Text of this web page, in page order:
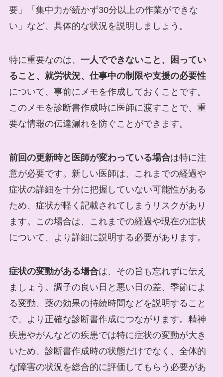
要」「集中力が続かず30分以上の作業ができな
い」など、具体的な状況を説明しましょう。
特に重要なのは、 一人でできないこと、困ってい
ること、就労状況、仕事中の制限や支援の必要性
について、事前にメモを作成しておくことです。
このメモを診断書作成時に医師に渡すことで、重
要な情報の伝達漏れを防ぐことができます。
前回の更新時と医師が変わっている場合は特に注
意が必要です。新しい医師は、これまでの経過や
症状の詳細を十分に把握していない可能性がある
ため、症状が軽く記載されてしまうリスクがあり
ます。この場合は、これまでの経過や現在の症状
について、より詳細に説明する必要があります。
症状の変動がある場合は、その旨も忘れずに伝え
ましょう。調子の良い日と悪い日の差、季節によ
る変動、薬の効果の持続時間などを説明すること
で、より正確な診断書作成につながります。精神
疾患やがんなどの疾患では特に症状の変動が大き
いため、診断書作成時の状態だけでなく、全体的
な障害の状況を総合的に評価してもらう必要があ